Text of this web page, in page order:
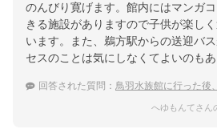
のんびり寛げます。館内にはマンガ
きる施設がありますので子供が楽し
います。また、鵜方駅からの送迎バ
セスのことは気にしなくてよいのもあ
回答された質問： 鳥羽水族館に行った後、志摩温泉に行
へゆもんてさん